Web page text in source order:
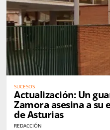
SUCESOS
Actualización: Un
Zamora asesina a
de Asturias
REDACCIÓN